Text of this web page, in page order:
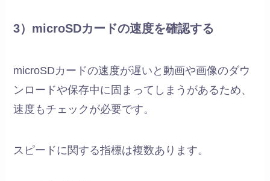
3）microSDカードの速度を確認する
microSDカードの速度が遅いと動画や画像のダウ
ンロードや保存中に固まってしまうがあるため、
速度もチェックが必要です。
スピードに関する指標は複数あります。